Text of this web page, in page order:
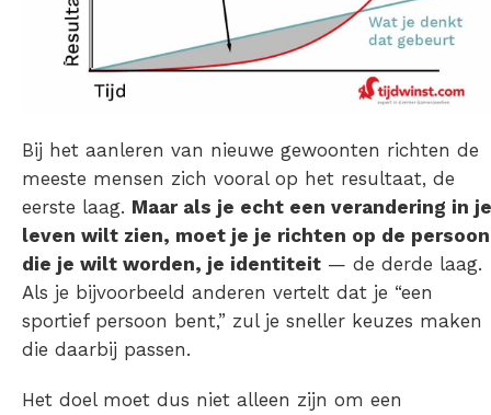
Bij het aanleren van nieuwe gewoonten richten de
meeste mensen zich vooral op het resultaat, de
eerste laag. Maar als je echt een verandering in je
leven wilt zien, moet je je richten op de persoon
die je wilt worden, je identiteit — de derde laag.
Als je bijvoorbeeld anderen vertelt dat je “een
sportief persoon bent,” zul je sneller keuzes maken
die daarbij passen.
Het doel moet dus niet alleen zijn om een